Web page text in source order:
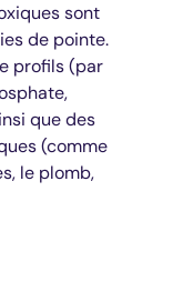
sont
de pointe.
profils (par
que des
(comme
le plomb,